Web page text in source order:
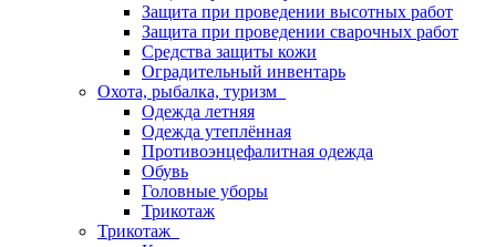
Защита при проведении высотных работ
Защита при проведении сварочных работ
Средства защиты кожи
Оградительный инвентарь
Охота, рыбалка, туризм
Одежда летняя
Одежда утеплённая
Противоэнцефалитная одежда
Обувь
Головные уборы
Трикотаж
Трикотаж